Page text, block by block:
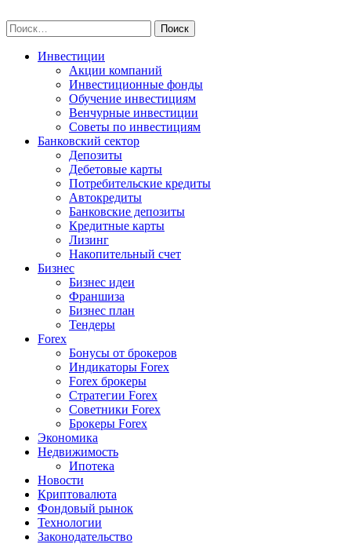
to
content
Найти:
Инвестиции
Акции компаний
Инвестиционные фонды
Обучение инвестициям
Венчурные инвестиции
Советы по инвестициям
Банковский сектор
Депозиты
Дебетовые карты
Потребительские кредиты
Автокредиты
Банковские депозиты
Кредитные карты
Лизинг
Накопительный счет
Бизнес
Бизнес идеи
Франшиза
Бизнес план
Тендеры
Forex
Бонусы от брокеров
Индикаторы Forex
Forex брокеры
Стратегии Forex
Советники Forex
Брокеры Forex
Экономика
Недвижимость
Ипотека
Новости
Криптовалюта
Фондовый рынок
Технологии
Законодательство